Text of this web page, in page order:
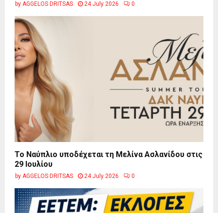
by AGGELOS DRITSAS 24 July 2026 0
Το Ναύπλιο υποδέχεται τη Μελίνα Ασλανίδου στις
29 Ιουλίου
by AGGELOS DRITSAS 24 July 2026 0